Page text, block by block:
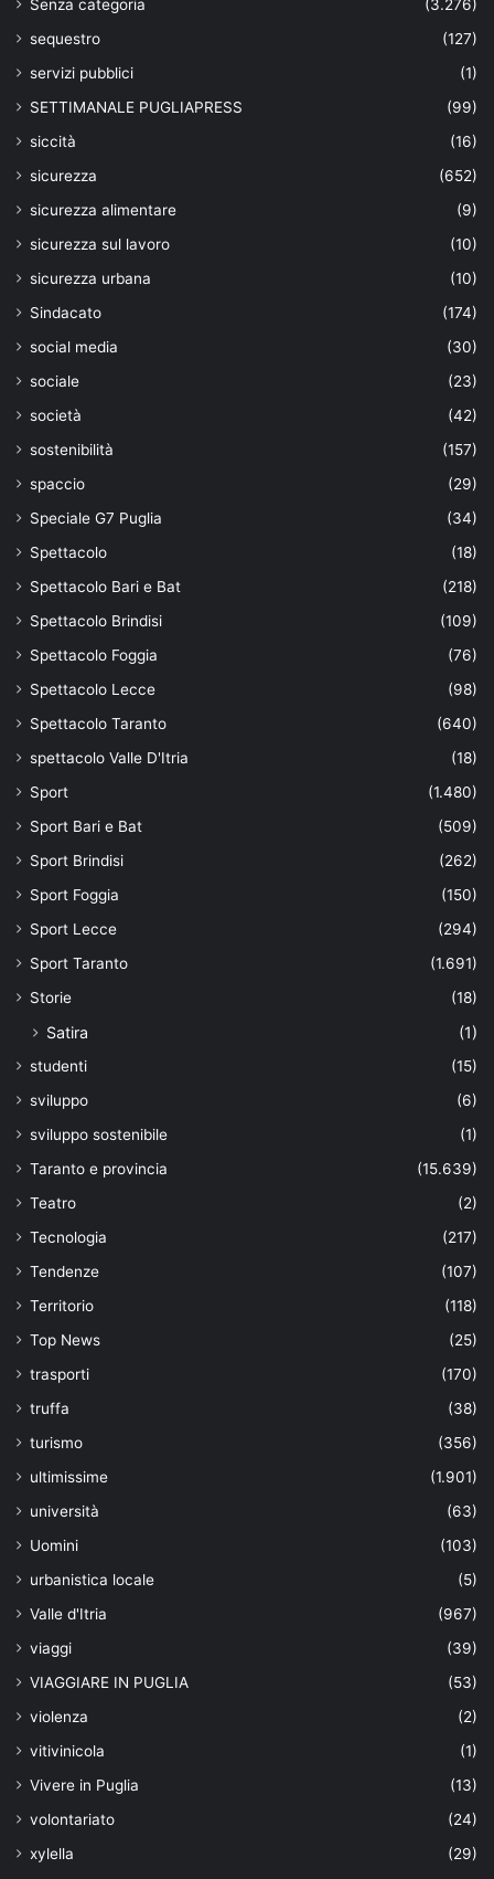
Senza categoria
(3.276)
sequestro
(127)
servizi pubblici
(1)
SETTIMANALE PUGLIAPRESS
(99)
siccità
(16)
sicurezza
(652)
sicurezza alimentare
(9)
sicurezza sul lavoro
(10)
sicurezza urbana
(10)
Sindacato
(174)
social media
(30)
sociale
(23)
società
(42)
sostenibilità
(157)
spaccio
(29)
Speciale G7 Puglia
(34)
Spettacolo
(18)
Spettacolo Bari e Bat
(218)
Spettacolo Brindisi
(109)
Spettacolo Foggia
(76)
Spettacolo Lecce
(98)
Spettacolo Taranto
(640)
spettacolo Valle D'Itria
(18)
Sport
(1.480)
Sport Bari e Bat
(509)
Sport Brindisi
(262)
Sport Foggia
(150)
Sport Lecce
(294)
Sport Taranto
(1.691)
Storie
(18)
Satira (1)
studenti
(15)
sviluppo
(6)
sviluppo sostenibile
(1)
Taranto e provincia
(15.639)
Teatro
(2)
Tecnologia
(217)
Tendenze
(107)
Territorio
(118)
Top News
(25)
trasporti
(170)
truffa
(38)
turismo
(356)
ultimissime
(1.901)
università
(63)
Uomini
(103)
urbanistica locale
(5)
Valle d'Itria
(967)
viaggi
(39)
VIAGGIARE IN PUGLIA
(53)
violenza
(2)
vitivinicola
(1)
Vivere in Puglia
(13)
volontariato
(24)
xylella
(29)